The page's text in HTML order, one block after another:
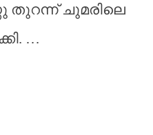
ചുമരിലെ
…